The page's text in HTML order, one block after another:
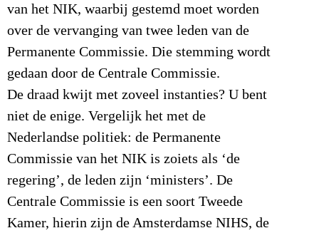
van het NIK, waarbij gestemd moet worden
over de vervanging van twee leden van de
Permanente Commissie. Die stemming wordt
gedaan door de Centrale Commissie.
De draad kwijt met zoveel instanties? U bent
niet de enige. Vergelijk het met de
Nederlandse politiek: de Permanente
Commissie van het NIK is zoiets als ‘de
regering’, de leden zijn ‘ministers’. De
Centrale Commissie is een soort Tweede
Kamer, hierin zijn de Amsterdamse NIHS, de